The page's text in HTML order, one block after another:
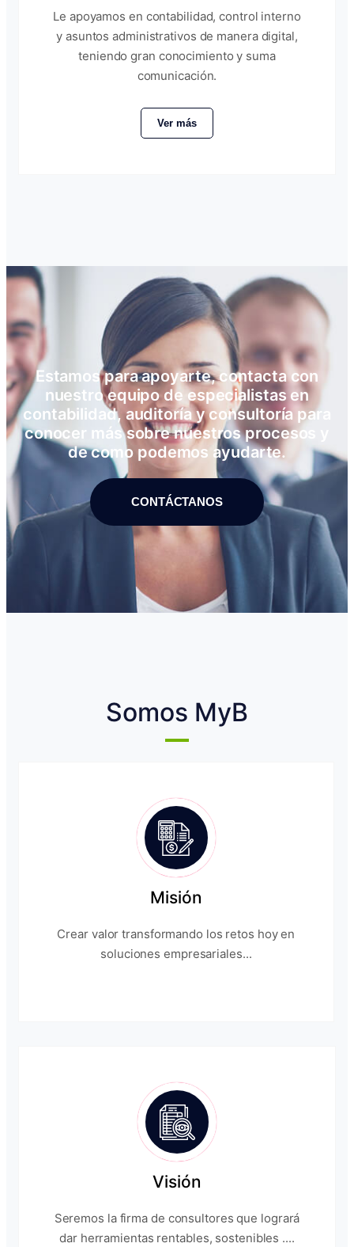
Le apoyamos en contabilidad, control interno
y asuntos administrativos de manera digital,
teniendo gran conocimiento y suma
comunicación.
Ver más
Estamos para apoyarte, contacta con
nuestro equipo de especialistas en
contabilidad, auditoría y consultoría para
conocer más sobre nuestros procesos y
de como podemos ayudarte.
CONTÁCTANOS
Somos MyB
Misión
Crear valor transformando los retos hoy en
soluciones empresariales...
Visión
Seremos la firma de consultores que logrará
dar herramientas rentables, sostenibles ....